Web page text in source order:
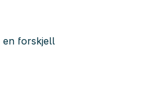
en forskjell